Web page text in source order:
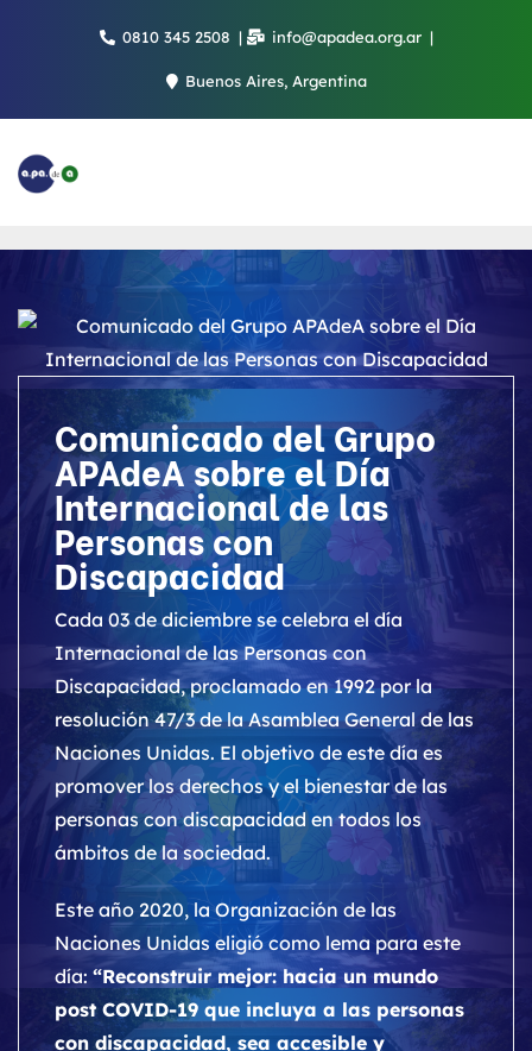
0810 345 2508 info@apadea.org.ar
Buenos Aires, Argentina
Comunicado del Grupo
APAdeA sobre el Día
Internacional de las
Personas con
Discapacidad
Cada 03 de diciembre se celebra el día
Internacional de las Personas con
Discapacidad, proclamado en 1992 por la
resolución 47/3 de la Asamblea General de las
Naciones Unidas. El objetivo de este día es
promover los derechos y el bienestar de las
personas con discapacidad en todos los
ámbitos de la sociedad.
Este año 2020, la Organización de las
Naciones Unidas eligió como lema para este
día: “Reconstruir mejor: hacia un mundo
post COVID-19 que incluya a las personas
con discapacidad, sea accesible y